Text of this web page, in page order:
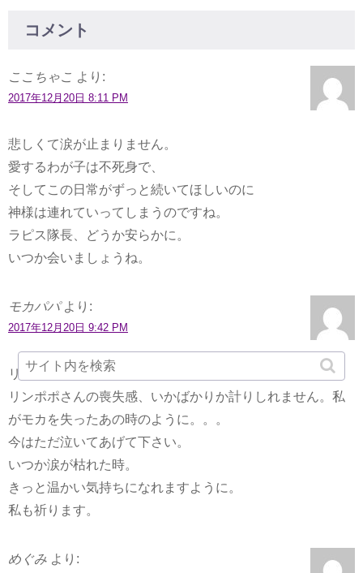
コメント
ここちゃこ より:
2017年12月20日 8:11 PM
悲しくて涙が止まりません。
愛するわが子は不死身で、
そしてこの日常がずっと続いてほしいのに
神様は連れていってしまうのですね。
ラピス隊長、どうか安らかに。
いつか会いましょうね。
モカパパ より:
2017年12月20日 9:42 PM
リンポポさん。大丈夫ですか？
リンポポさんの喪失感、いかばかりか計りしれません。私
がモカを失ったあの時のように。。。
今はただ泣いてあげて下さい。
いつか涙が枯れた時。
きっと温かい気持ちになれますように。
私も祈ります。
めぐみ より: